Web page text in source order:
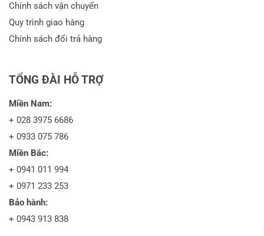
Chính sách vận chuyển
Quy trình giao hàng
Chính sách đổi trả hàng
TỔNG ĐÀI HỖ TRỢ
Miền Nam:
+ 028 3975 6686
+ 0933 075 786
Miền Bắc:
+ 0941 011 994
+ 0971 233 253
Bảo hành:
+ 0943 913 838